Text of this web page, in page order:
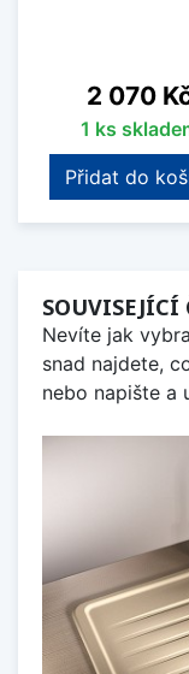
Cena
2 070
1 ks
Přidat do
SOUVISEJÍCÍ
Nevíte jak
snad najdete,
nebo napište a